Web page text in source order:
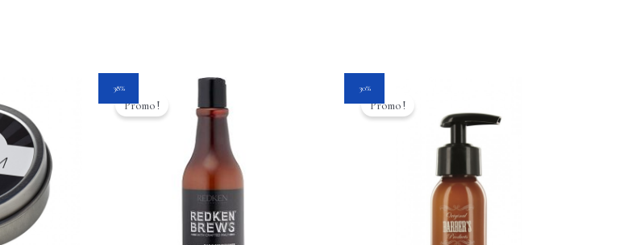
38%
Promo !
initial actuel
30%
Promo !
initial actuel